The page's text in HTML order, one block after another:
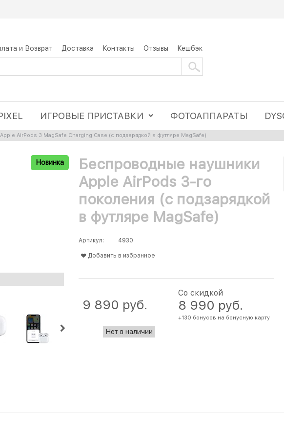
и Возврат Доставка Контакты Отзывы Кешбэк
ИГРОВЫЕ ПРИСТАВКИ ФОТОАППАРАТЫ
AirPods 3 MagSafe Charging Case (с подзарядкой в футляре MagSafe)
Новинка
Беспроводные наушники
Apple AirPods 3-го
поколения (с подзарядкой
в футляре MagSafe)
Артикул: 4930
Добавить в избранное
8 990 руб.
+130 бонусов на бонусную карту
Со скидкой
9 890 руб.
Нет в наличии